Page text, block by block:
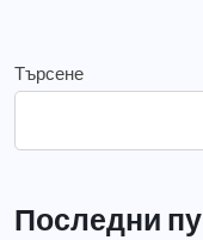
Търсене
Последни